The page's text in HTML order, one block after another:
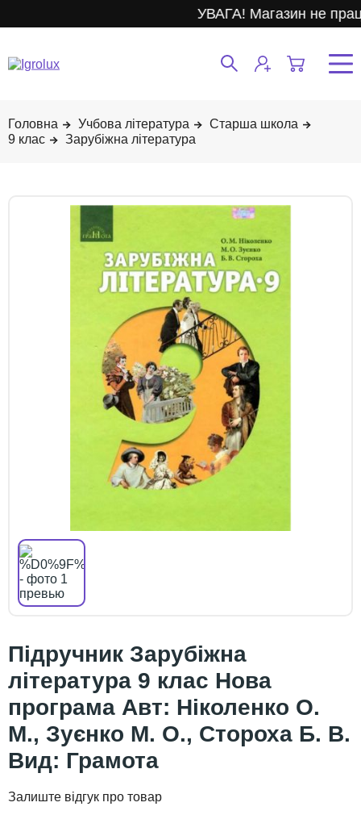
УВАГА! Магазин не
Учбова література
Старша школа
9 клас
Зарубіжна література
Підручник Зарубіжна
література 9 клас Нова
програма Авт: Ніколенко О.
М., Зуєнко М. О., Стороха Б. В.
Вид: Грамота